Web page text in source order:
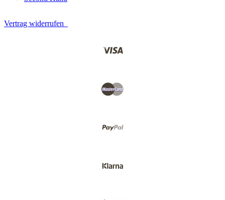
Vertrag widerrufen